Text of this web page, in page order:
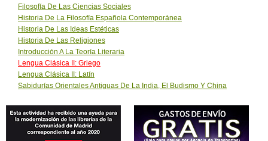
Filosofía De Las Ciencias Sociales
Historia De La Filosofía Española Contemporánea
Historia De Las Ideas Estéticas
Historia De Las Religiones
Introducción A La Teoría Literaria
Lengua Clásica II: Griego
Lengua Clásica II: Latín
Sabidurías Orientales Antiguas De La India, El Budismo Y China